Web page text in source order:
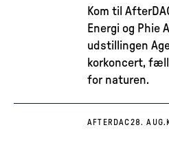
Kom til
Energi og Phie
udstillingen
korkoncert,
for naturen.
AFTERDAC28. AUG.